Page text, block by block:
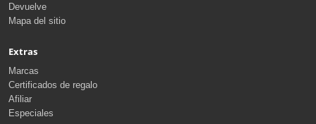
Devuelve
Mapa del sitio
Extras
Marcas
Certificados de regalo
Afiliar
Especiales